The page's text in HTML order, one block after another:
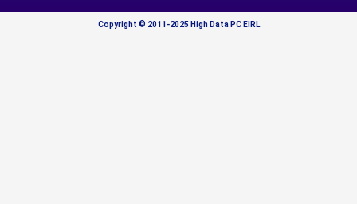
Copyright © 2011-2025 High Data PC EIRL